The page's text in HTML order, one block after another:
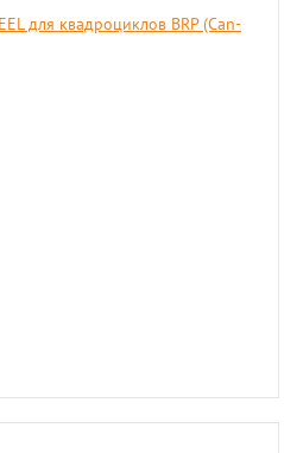
для квадроциклов BRP (Can-